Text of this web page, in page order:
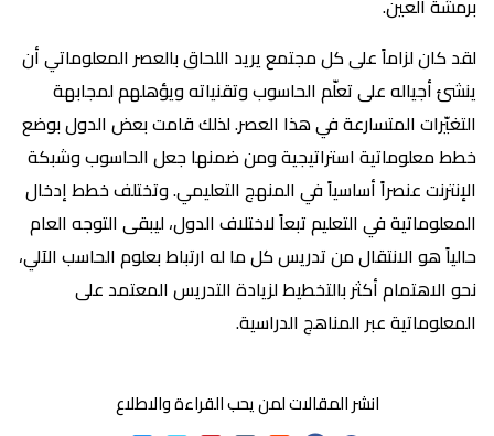
برمشة العين.
لقد كان لزاماً على كل مجتمع يريد اللحاق بالعصر المعلوماتي أن
ينشئ أجياله على تعلّم الحاسوب وتقنياته ويؤهلهم لمجابهة
التغيّرات المتسارعة في هذا العصر. لذلك قامت بعض الدول بوضع
خطط معلوماتية استراتيجية ومن ضمنها جعل الحاسوب وشبكة
الإنترنت عنصراً أساسياً في المنهج التعليمي. وتختلف خطط إدخال
المعلوماتية في التعليم تبعاً لاختلاف الدول، ليبقى التوجه العام
حالياً هو الانتقال من تدريس كل ما له ارتباط بعلوم الحاسب الآلي،
نحو الاهتمام أكثر بالتخطيط لزيادة التدريس المعتمد على
المعلوماتية عبر المناهج الدراسية.
انشر المقالات لمن يحب القراءة والاطلاع